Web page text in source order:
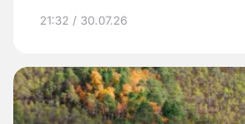
21:32 / 30.07.26